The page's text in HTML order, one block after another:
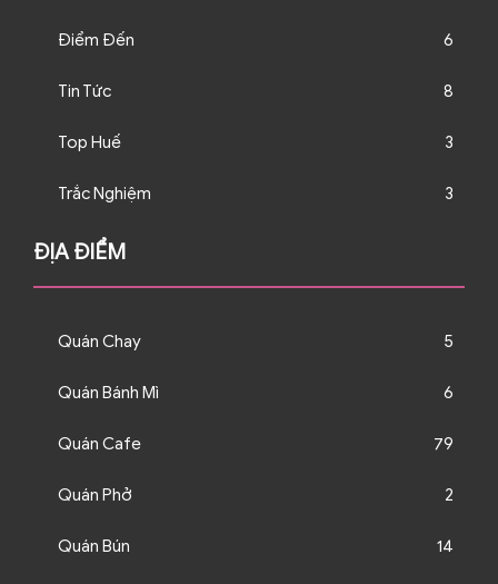
Điểm Đến 6
Tin Tức 8
Top Huế 3
Trắc Nghiệm 3
ĐỊA ĐIỂM
Quán Chay 5
Quán Bánh Mì 6
Quán Cafe 79
Quán Phở 2
Quán Bún 14